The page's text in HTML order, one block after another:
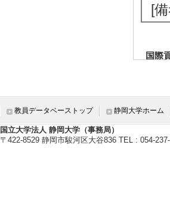
[
国際
管理
教員データベーストップ 静岡大学ホーム
国立大学法人 静岡大学（事務局）
〒422-8529 静岡市駿河区大谷836 TEL : 054-237-